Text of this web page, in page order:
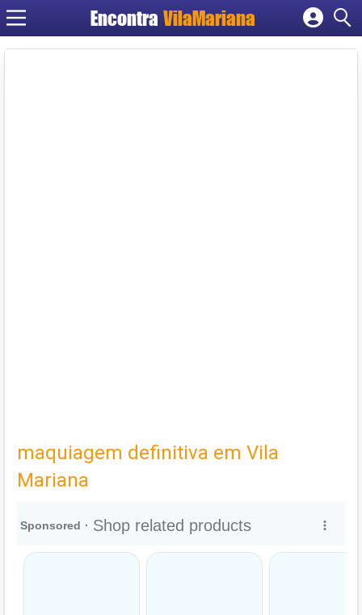
EncontraVilaMariana
Cadastrar empresa
maquiagem definitiva em Vila
Mariana